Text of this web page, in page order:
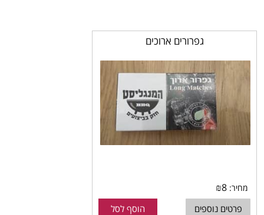
גפרורים ארוכים
מחיר: ₪8
פרטים נוספים הוסף לסל